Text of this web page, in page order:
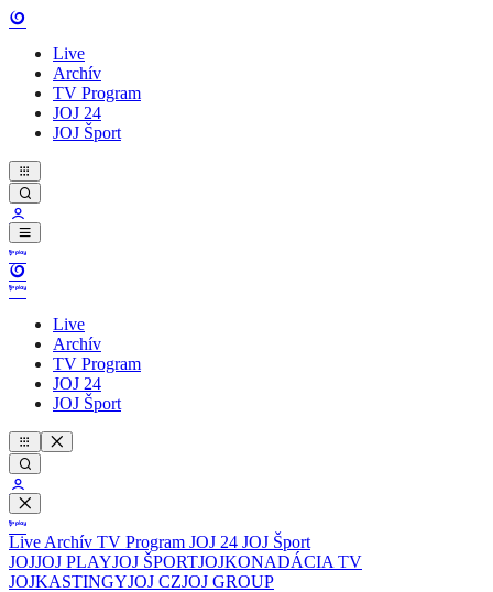
Live
Archív
TV Program
JOJ 24
JOJ Šport
Live
Archív
TV Program
JOJ 24
JOJ Šport
Live Archív TV Program JOJ 24 JOJ Šport
JOJJOJ PLAYJOJ ŠPORTJOJKONADÁCIA TV
JOJKASTINGYJOJ CZJOJ GROUP